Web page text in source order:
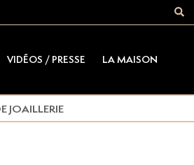
VIDÉOS / PRESSE LA MAISON
JOAILLERIE